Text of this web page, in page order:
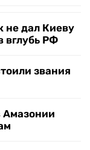
не дал Киеву
вглубь РФ
звания
Амазонии